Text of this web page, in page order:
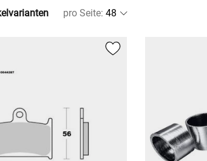
pro Seite: